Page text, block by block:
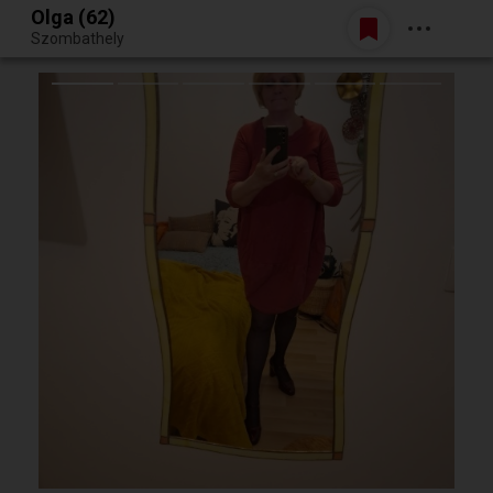
Egy jó randiból bármi lehet.
Belépés
Olga (62)
Szombathely